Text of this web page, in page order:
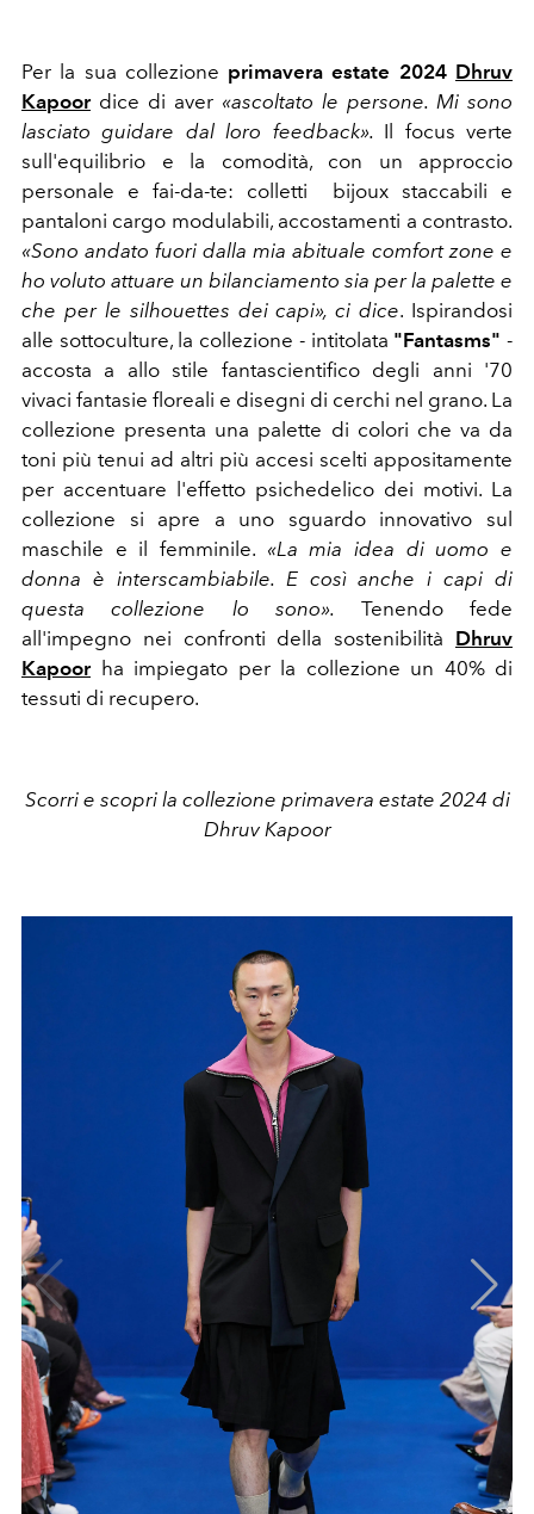
Per la sua collezione primavera estate 2024 Dhruv
Kapoor dice di aver «ascoltato le persone. Mi sono
lasciato guidare dal loro feedback». Il focus verte
sull'equilibrio e la comodità, con un approccio
personale e fai-da-te: colletti bijoux staccabili e
pantaloni cargo modulabili, accostamenti a contrasto.
«Sono andato fuori dalla mia abituale comfort zone e
ho voluto attuare un bilanciamento sia per la palette e
che per le silhouettes dei capi», ci dice. Ispirandosi
alle sottoculture, la collezione - intitolata "Fantasms" -
accosta a allo stile fantascientifico degli anni '70
vivaci fantasie floreali e disegni di cerchi nel grano. La
collezione presenta una palette di colori che va da
toni più tenui ad altri più accesi scelti appositamente
per accentuare l'effetto psichedelico dei motivi. La
collezione si apre a uno sguardo innovativo sul
maschile e il femminile. «La mia idea di uomo e
donna è interscambiabile. E così anche i capi di
questa collezione lo sono». Tenendo fede
all'impegno nei confronti della sostenibilità Dhruv
Kapoor ha impiegato per la collezione un 40% di
tessuti di recupero.
Scorri e scopri la collezione primavera estate 2024 di
Dhruv Kapoor